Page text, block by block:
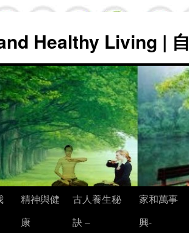
Healthy Living |
精神與健
康
古人養生秘
訣 –
家和萬事
興-